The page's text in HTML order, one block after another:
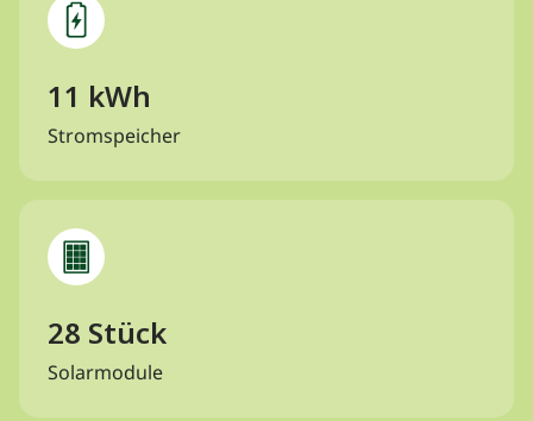
11 kWh
Stromspeicher
28 Stück
Solarmodule